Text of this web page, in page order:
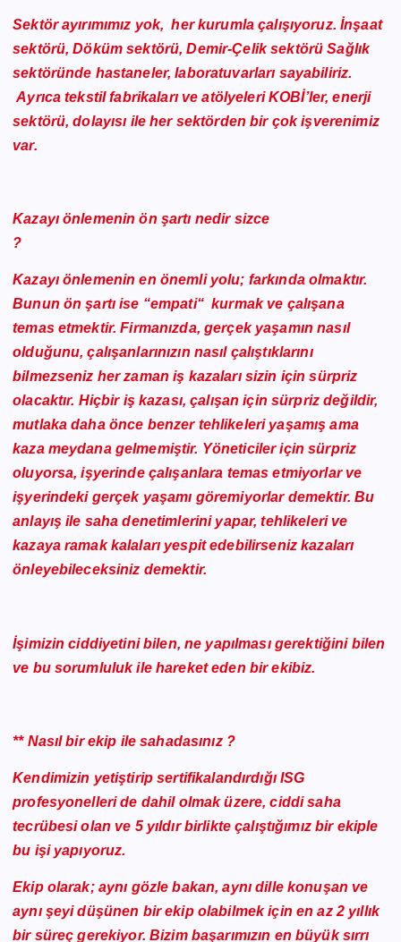
Sektör ayırımımız yok, her kurumla çalışıyoruz. İnşaat
sektörü, Döküm sektörü, Demir-Çelik sektörü Sağlık
sektöründe hastaneler, laboratuvarları sayabiliriz.
Ayrıca tekstil fabrikaları ve atölyeleri KOBİ’ler, enerji
sektörü, dolayısı ile her sektörden bir çok işverenimiz
var.
Kazayı önlemenin ön şartı nedir sizce
?
Kazayı önlemenin en önemli yolu; farkında olmaktır.
Bunun ön şartı ise “empati“ kurmak ve çalışana
temas etmektir. Firmanızda, gerçek yaşamın nasıl
olduğunu, çalışanlarınızın nasıl çalıştıklarını
bilmezseniz her zaman iş kazaları sizin için sürpriz
olacaktır. Hiçbir iş kazası, çalışan için sürpriz değildir,
mutlaka daha önce benzer tehlikeleri yaşamış ama
kaza meydana gelmemiştir. Yöneticiler için sürpriz
oluyorsa, işyerinde çalışanlara temas etmiyorlar ve
işyerindeki gerçek yaşamı göremiyorlar demektir. Bu
anlayış ile saha denetimlerini yapar, tehlikeleri ve
kazaya ramak kalaları yespit edebilirseniz kazaları
önleyebileceksiniz demektir.
İşimizin ciddiyetini bilen, ne yapılması gerektiğini bilen
ve bu sorumluluk ile hareket eden bir ekibiz.
** Nasıl bir ekip ile sahadasınız ?
Kendimizin yetiştirip sertifikalandırdığı ISG
profesyonelleri de dahil olmak üzere, ciddi saha
tecrübesi olan ve 5 yıldır birlikte çalıştığımız bir ekiple
bu işi yapıyoruz.
Ekip olarak; aynı gözle bakan, aynı dille konuşan ve
aynı şeyi düşünen bir ekip olabilmek için en az 2 yıllık
bir süreç gerekiyor. Bizim başarımızın en büyük sırrı